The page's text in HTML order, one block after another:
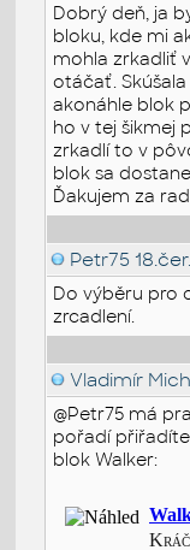
Dobrý deň, ja
bloku, kde mi
mohla zrkadliť
otáčať.
akonáhle blok
ho v tej šikmej
zrkadlí to v
blok sa
Ďakujem za
Petr75
Do výběru pro
zrcadlení.
Vladimír
@Petr75 má
pořadí
blok Walker: